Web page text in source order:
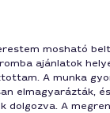
mosható
ajánlatok
A munka
elmagyarázták,
dolgozva. A